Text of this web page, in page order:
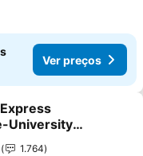
Ver preços
aos favoritos
University
1.764